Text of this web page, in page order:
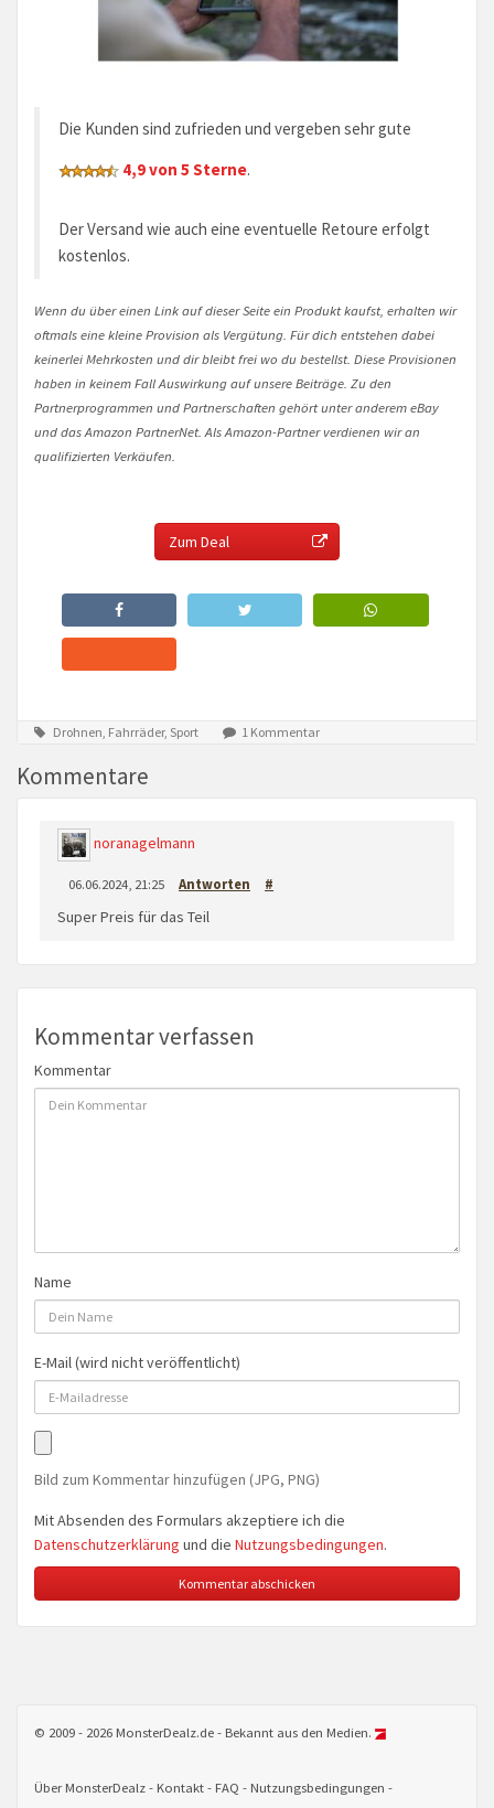
Die Kunden sind zufrieden und vergeben sehr gute
4,9 von 5 Sterne.
Der Versand wie auch eine eventuelle Retoure erfolgt
kostenlos.
Wenn du über einen Link auf dieser Seite ein Produkt kaufst, erhalten wir
oftmals eine kleine Provision als Vergütung. Für dich entstehen dabei
keinerlei Mehrkosten und dir bleibt frei wo du bestellst. Diese Provisionen
haben in keinem Fall Auswirkung auf unsere Beiträge. Zu den
Partnerprogrammen und Partnerschaften gehört unter anderem eBay
und das Amazon PartnerNet. Als Amazon-Partner verdienen wir an
qualifizierten Verkäufen.
Zum Deal
Drohnen, Fahrräder, Sport 1 Kommentar
Kommentare
noranagelmann
06.06.2024, 21:25 Antworten #
Super Preis für das Teil
Kommentar verfassen
Kommentar
Name
E-Mail (wird nicht veröffentlicht)
Bild zum Kommentar hinzufügen (JPG, PNG)
Mit Absenden des Formulars akzeptiere ich die
Datenschutzerklärung und die Nutzungsbedingungen.
© 2009 - 2026 MonsterDealz.de - Bekannt aus den Medien.
Über MonsterDealz Kontakt FAQ Nutzungsbedingungen